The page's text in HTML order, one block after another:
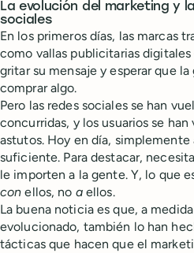
La evolución del marketing y
sociales
En los primeros días, las marcas
como vallas publicitarias
gritar su mensaje y esperar que
comprar algo.
Pero las redes sociales se han
concurridas, y los usuarios se
astutos. Hoy en día, simplemente
suficiente. Para destacar,
le importen a la gente. Y, lo que
con ellos, no aellos.
La buena noticia es que, a
evolucionado, también lo han
tácticas que hacen que el